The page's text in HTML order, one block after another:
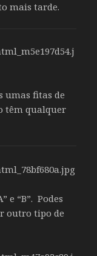
mais tarde.
umas fitas de
têm qualquer
e “B”. Podes
outro tipo de